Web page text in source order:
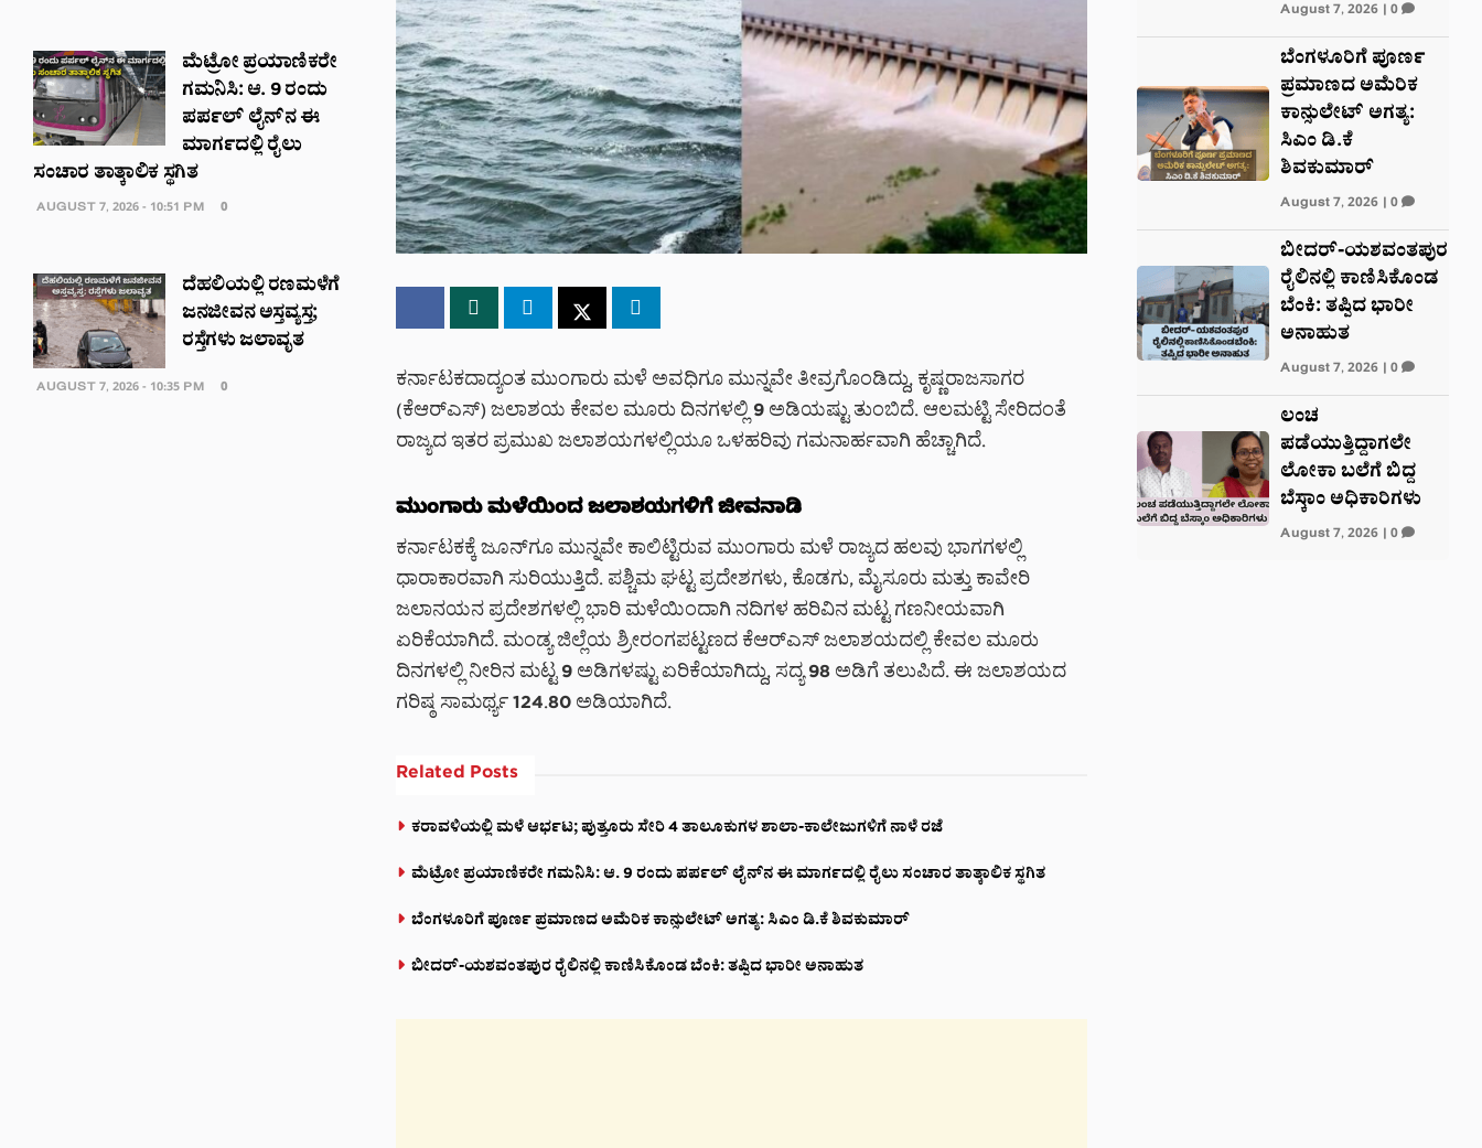
ಕರ್ನಾಟಕದಾದ್ಯಂತ ಮುಂಗಾರು ಮಳೆ ಅವಧಿಗೂ ಮುನ್ನವೇ ತೀವ್ರಗೊಂಡಿದ್ದು, ಕೃಷ್ಣರಾಜಸಾಗರ
(ಕೆಆರ್‌ಎಸ್) ಜಲಾಶಯ ಕೇವಲ ಮೂರು ದಿನಗಳಲ್ಲಿ 9 ಅಡಿಯಷ್ಟು ತುಂಬಿದೆ. ಆಲಮಟ್ಟಿ ಸೇರಿದಂತೆ
ರಾಜ್ಯದ ಇತರ ಪ್ರಮುಖ ಜಲಾಶಯಗಳಲ್ಲಿಯೂ ಒಳಹರಿವು ಗಮನಾರ್ಹವಾಗಿ ಹೆಚ್ಚಾಗಿದೆ.
ಮುಂಗಾರು ಮಳೆಯಿಂದ ಜಲಾಶಯಗಳಿಗೆ ಜೀವನಾಡಿ
ಕರ್ನಾಟಕಕ್ಕೆ ಜೂನ್‌ಗೂ ಮುನ್ನವೇ ಕಾಲಿಟ್ಟಿರುವ ಮುಂಗಾರು ಮಳೆ ರಾಜ್ಯದ ಹಲವು ಭಾಗಗಳಲ್ಲಿ
ಧಾರಾಕಾರವಾಗಿ ಸುರಿಯುತ್ತಿದೆ. ಪಶ್ಚಿಮ ಘಟ್ಟ ಪ್ರದೇಶಗಳು, ಕೊಡಗು, ಮೈಸೂರು ಮತ್ತು ಕಾವೇರಿ
ಜಲಾನಯನ ಪ್ರದೇಶಗಳಲ್ಲಿ ಭಾರಿ ಮಳೆಯಿಂದಾಗಿ ನದಿಗಳ ಹರಿವಿನ ಮಟ್ಟ ಗಣನೀಯವಾಗಿ
ಏರಿಕೆಯಾಗಿದೆ. ಮಂಡ್ಯ ಜಿಲ್ಲೆಯ ಶ್ರೀರಂಗಪಟ್ಟಣದ ಕೆಆರ್‌ಎಸ್ ಜಲಾಶಯದಲ್ಲಿ ಕೇವಲ ಮೂರು
ದಿನಗಳಲ್ಲಿ ನೀರಿನ ಮಟ್ಟ 9 ಅಡಿಗಳಷ್ಟು ಏರಿಕೆಯಾಗಿದ್ದು, ಸದ್ಯ 98 ಅಡಿಗೆ ತಲುಪಿದೆ. ಈ ಜಲಾಶಯದ
ಗರಿಷ್ಠ ಸಾಮರ್ಥ್ಯ 124.80 ಅಡಿಯಾಗಿದೆ.
Related Posts
ಕರಾವಳಿಯಲ್ಲಿ ಮಳೆ ಆರ್ಭಟ; ಪುತ್ತೂರು ಸೇರಿ 4 ತಾಲೂಕುಗಳ ಶಾಲಾ-ಕಾಲೇಜುಗಳಿಗೆ ನಾಳೆ ರಜೆ
ಮೆಟ್ರೋ ಪ್ರಯಾಣಿಕರೇ ಗಮನಿಸಿ: ಆ. 9 ರಂದು ಪರ್ಪಲ್ ಲೈನ್‌ನ ಈ ಮಾರ್ಗದಲ್ಲಿ ರೈಲು ಸಂಚಾರ ತಾತ್ಕಾಲಿಕ ಸ್ಥಗಿತ
ಬೆಂಗಳೂರಿಗೆ ಪೂರ್ಣ ಪ್ರಮಾಣದ ಅಮೆರಿಕ ಕಾನ್ಸುಲೇಟ್ ಅಗತ್ಯ: ಸಿಎಂ ಡಿ.ಕೆ ಶಿವಕುಮಾರ್
ಬೀದರ್-ಯಶವಂತಪುರ ರೈಲಿನಲ್ಲಿ ಕಾಣಿಸಿಕೊಂಡ ಬೆಂಕಿ: ತಪ್ಪಿದ ಭಾರೀ ಅನಾಹುತ
ಮೆಟ್ರೋ ಪ್ರಯಾಣಿಕರೇ
ಗಮನಿಸಿ: ಆ. 9 ರಂದು
ಪರ್ಪಲ್ ಲೈನ್‌ನ ಈ
ಮಾರ್ಗದಲ್ಲಿ ರೈಲು
ಸಂಚಾರ ತಾತ್ಕಾಲಿಕ ಸ್ಥಗಿತ
AUGUST 7, 2026 - 10:51 PM 0
ದೆಹಲಿಯಲ್ಲಿ ರಣಮಳೆಗೆ
ಜನಜೀವನ ಅಸ್ತವ್ಯಸ್ತ;
ರಸ್ತೆಗಳು ಜಲಾವೃತ
AUGUST 7, 2026 - 10:35 PM 0
August 7, 2026| 0
ಬೆಂಗಳೂರಿಗೆ ಪೂರ್ಣ
ಪ್ರಮಾಣದ ಅಮೆರಿಕ
ಕಾನ್ಸುಲೇಟ್ ಅಗತ್ಯ:
ಸಿಎಂ ಡಿ.ಕೆ
ಶಿವಕುಮಾರ್
August 7, 2026| 0
ಬೀದರ್-ಯಶವಂತಪುರ
ರೈಲಿನಲ್ಲಿ ಕಾಣಿಸಿಕೊಂಡ
ಬೆಂಕಿ: ತಪ್ಪಿದ ಭಾರೀ
ಅನಾಹುತ
August 7, 2026| 0
ಲಂಚ
ಪಡೆಯುತ್ತಿದ್ದಾಗಲೇ
ಲೋಕಾ ಬಲೆಗೆ ಬಿದ್ದ
ಬೆಸ್ಕಾಂ ಅಧಿಕಾರಿಗಳು
August 7, 2026| 0